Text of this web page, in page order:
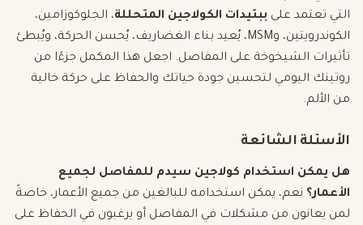
التي تعتمد على ببتيدات الكولاجين المتحللة، الجلوكوزامين،
الكوندرويتين، وMSM، يُعيد بناء الغضاريف، يُحسن الحركة، ويُبطئ
تأثيرات الشيخوخة على المفاصل. اجعل هذا المكمل جزءًا من
روتينك اليومي لتحسين جودة حياتك والحفاظ على حركة خالية
من الألم.
الأسئلة الشائعة
هل يمكن استخدام كولاجين سيدم للمفاصل لجميع
الأعمار؟ نعم، يمكن استخدامه للبالغين من جميع الأعمار، خاصةً
لمن يعانون من مشكلات في المفاصل أو يرغبون في الحفاظ على